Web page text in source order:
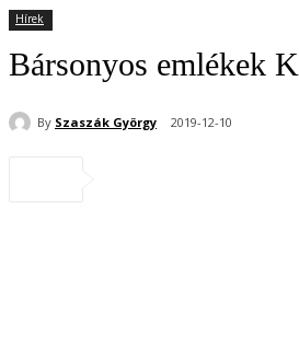
Hírek
Bársonyos emlékek
By Szaszák György 2019-12-10